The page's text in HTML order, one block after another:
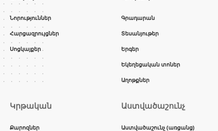
Նորություններ
Հարցազրույցներ
Սոցկայքեր
Գրադարան
Տեսանյութեր
Երգեր
Եկեղեցական տոներ
Աղոթքներ
Կրթական
Քարոզներ
Աստվածաշունչ
Աստվածաշունչ (առցանց)